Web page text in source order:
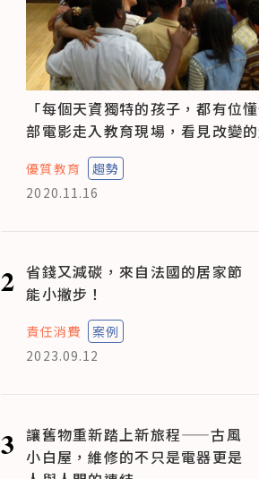
「每個天資獨特的孩子，都有位
部電影走入教育現場，看見改變
優質教育
趨勢
2020.11.16
2 省錢又減碳，來自法國的居家節
能小撇步！
責任消費
案例
2023.09.12
3
讓舊物重新踏上新旅程——古風
小白屋，維修的不只是電器更是